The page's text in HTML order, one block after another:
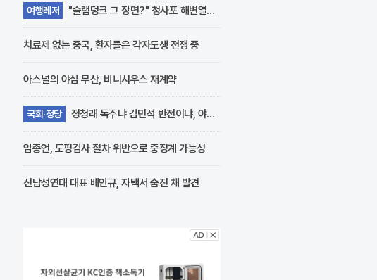
여행레저
"슬램덩크 그 장면?" 청사포 해변열차
의 유혹
치료제 없는 중국, 환자들은 각자도생 전쟁 중
아스널의 야심 무산, 비니시우스 재계약
국회·정당
정청래 독주냐 김민석 반전이냐, 야권
전략 분수령
임종언, 도핑검사 절차 위반으로 중징계 가능성
신남성연대 대표 배인규, 자택서 숨진 채 발견